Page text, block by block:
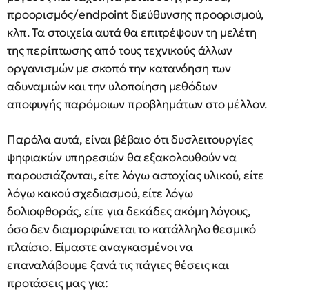
προορισμός/endpoint διεύθυνσης προορισμού,
κλπ. Τα στοιχεία αυτά θα επιτρέψουν τη μελέτη
της περίπτωσης από τους τεχνικούς άλλων
οργανισμών με σκοπό την κατανόηση των
αδυναμιών και την υλοποίηση μεθόδων
αποφυγής παρόμοιων προβλημάτων στο μέλλον.
Παρόλα αυτά, είναι βέβαιο ότι δυσλειτουργίες
ψηφιακών υπηρεσιών θα εξακολουθούν να
παρουσιάζονται, είτε λόγω αστοχίας υλικού, είτε
λόγω κακού σχεδιασμού, είτε λόγω
δολιοφθοράς, είτε για δεκάδες ακόμη λόγους,
όσο δεν διαμορφώνεται το κατάλληλο θεσμικό
πλαίσιο. Είμαστε αναγκασμένοι να
επαναλάβουμε ξανά τις πάγιες θέσεις και
προτάσεις μας για: